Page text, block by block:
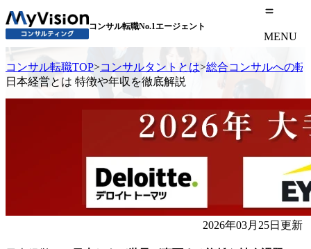
コンサル転職No.1エージェント
MENU
コンサル転職TOP>コンサルタントとは>総合コンサルへの転
日本経営とは 特徴や年収を徹底解説
2026年03月25日更新